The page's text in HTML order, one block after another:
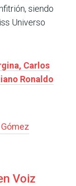
siendo
Universo
Carlos
Ronaldo
Voiz